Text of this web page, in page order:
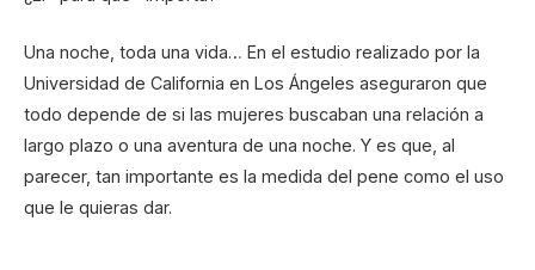
Una noche, toda una vida… En el estudio realizado por la
Universidad de California en Los Ángeles aseguraron que
todo depende de si las mujeres buscaban una relación a
largo plazo o una aventura de una noche. Y es que, al
parecer, tan importante es la medida del pene como el uso
que le quieras dar.